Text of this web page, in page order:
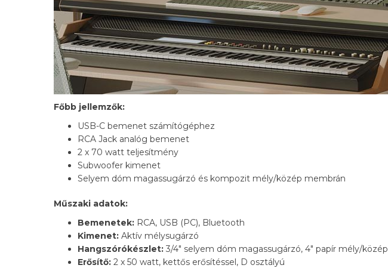
Főbb jellemzők:
USB-C bemenet számítógéphez
RCA Jack analóg bemenet
2 x 70 watt teljesítmény
Subwoofer kimenet
Selyem dóm magassugárzó és kompozit mély/közép membrán
Műszaki adatok:
Bemenetek: RCA, USB (PC), Bluetooth
Kimenet: Aktív mélysugárzó
Hangszórókészlet: 3/4″ selyem dóm magassugárzó, 4″ papír mély/közép
Erősítő: 2 x 50 watt, kettős erősítéssel, D osztályú